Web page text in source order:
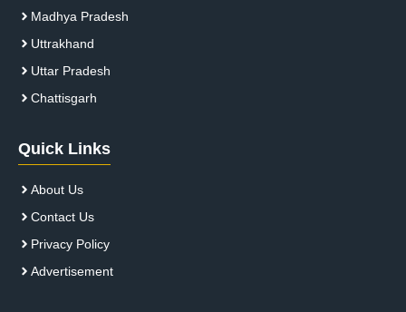
Madhya Pradesh
Uttrakhand
Uttar Pradesh
Chattisgarh
Quick Links
About Us
Contact Us
Privacy Policy
Advertisement